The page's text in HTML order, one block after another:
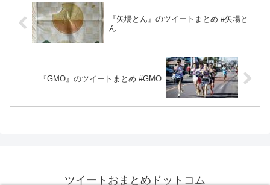
『矢場とん』のツイートまとめ #矢場と
ん
『GMO』のツイートまとめ #GMO
ツイートおまとめドットコム